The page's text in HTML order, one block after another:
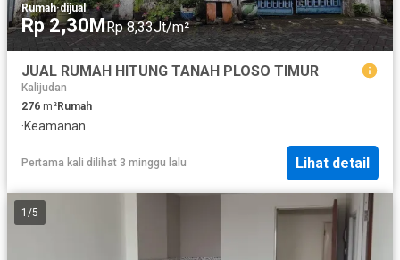
Rumah·dijual
Rp 2,30MRp 8,33Jt/m²
JUAL RUMAH HITUNG TANAH PLOSO TIMUR
Kalijudan
276 m²Rumah
·Keamanan
Pertama kali dilihat 3 minggu lalu Lihat detail
1 /5